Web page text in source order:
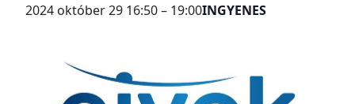
2024 október 29 16:50– 19:00INGYENES